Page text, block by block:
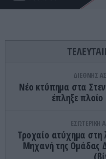
ΔΙΕΘΝΗΣ
Νέο κτύπημα στα
έπληξε
ΕΣΩΤΕΡΙΚΗ
Τροχαίο ατύχημα
Μηχανή της Ομάδας